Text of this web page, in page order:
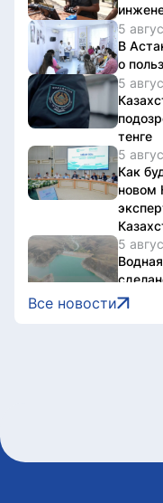
5
В
о
5
тенге
5
Как
новом
5
до
Все новости